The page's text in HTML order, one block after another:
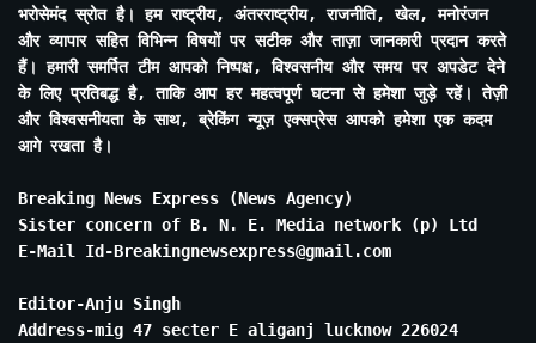
भरोसेमंद स्रोत है। हम राष्ट्रीय, अंतरराष्ट्रीय, राजनीति, खेल, मनोरंजन
और व्यापार सहित विभिन्न विषयों पर सटीक और ताज़ा जानकारी प्रदान करते
हैं। हमारी समर्पित टीम आपको निष्पक्ष, विश्वसनीय और समय पर अपडेट देने
के लिए प्रतिबद्ध है, ताकि आप हर महत्वपूर्ण घटना से हमेशा जुड़े रहें। तेज़ी
और विश्वसनीयता के साथ, ब्रेकिंग न्यूज़ एक्सप्रेस आपको हमेशा एक कदम
आगे रखता है।
Breaking News Express (News Agency)
Sister concern of B. N. E. Media network (p) Ltd
E-Mail Id-Breakingnewsexpress@gmail.com
Editor-Anju Singh
Address-mig 47 secter E aliganj lucknow 226024